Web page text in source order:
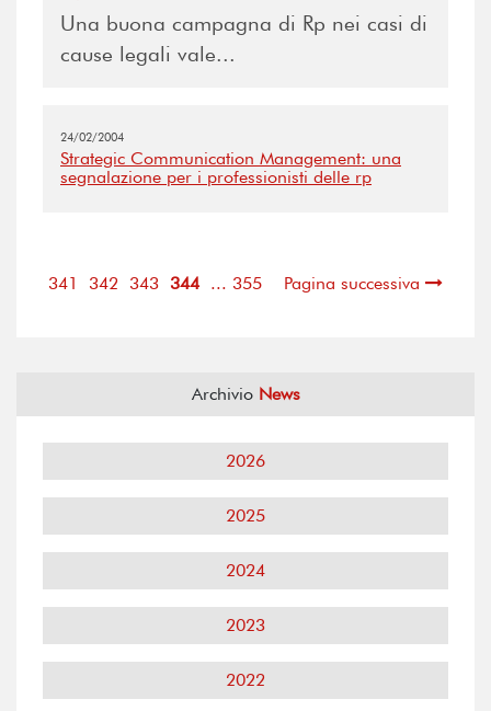
Una buona campagna di Rp nei casi di
cause legali vale...
24/02/2004
Strategic Communication Management: una
segnalazione per i professionisti delle rp
341 342 343 344 ... 355 Pagina successiva
Archivio News
2026
2025
2024
2023
2022